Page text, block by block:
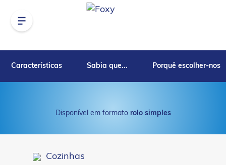
Características Sabia que... Porquê escolher-nos
Disponível em formato rolo simples
Cozinhas